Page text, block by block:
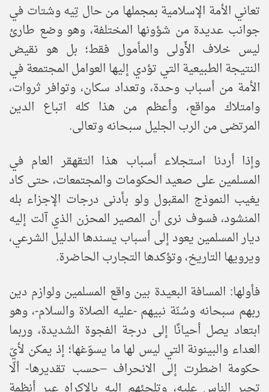
تعاني الأمة الإسلامية بمجملها من حال تِيه وشتات في
جوانب عديدة من شؤونها المختلفة، وهو وضع طارئ
ليس خلاف الأَولى والمأمول فقط؛ بل هو نقيض
النتيجة الطبيعية التي تؤدي إليها العوامل المجتمعة في
الأمة من أسباب وحدة، وتعداد سكان، وتوافر ثروات،
وامتلاك مواقع، وأعظم من هذا كله اتباع الدين
المرتضى من الرب الجليل سبحانه وتعالى.
وإذا أردنا استجلاء أسباب هذا التقهقر العام في
المسلمين على صعيد الحكومات والمجتمعات، حتى كاد
يغيب النموذج المقبول ولو بأدنى درجات الإجزاء بله
المنشود، فسوف نرى أن المصير المحزن الذي آلت إليه
ديار المسلمين يعود إلى أسباب يسندها الدليل الشرعي،
ويرويها التاريخ، وتؤكدها التجارب الحاضرة.
فأولها: المسافة البعيدة بين واقع المسلمين ولوازم دين
ربهم سبحانه وسُنّة نبيهم -عليه الصلاة والسلام-، وهو
ابتعاد يصل أحيانًا إلى درجة الفجوة الشديدة، وربما
العداء والبينونة التي ليس لها ما يسوّغها؛ إذ يمكن لأيّ
حكومة اضطرت إلى الانحراف –حسب تقديرها- ألّا